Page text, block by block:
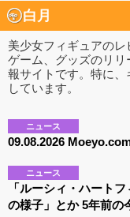
白月
美少女フィギュアのレ
ゲーム、グッズのリ
報サイトです。特に
しています。
ニュース
09.08.2026
ニュース
「ルーシィ・ハート
の様子」とか 5年前の